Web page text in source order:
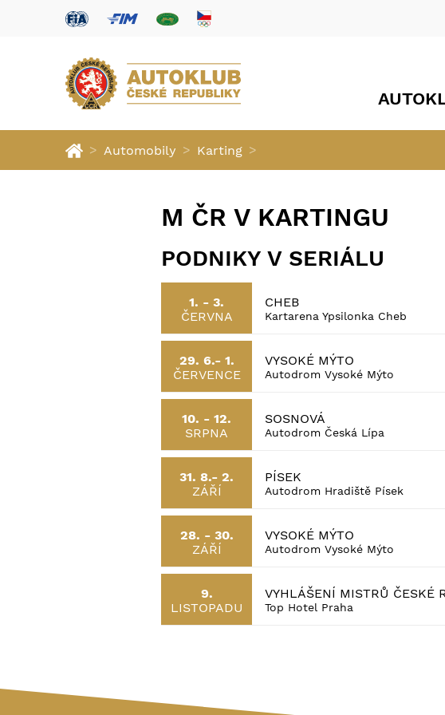
> Automobily > Karting >
M ČR V KARTINGU
PODNIKY V SERIÁLU
1. - 3.
ČERVNA
CHEB
Kartarena Ypsilonka Cheb
29. 6.- 1.
ČERVENCE
VYSOKÉ MÝTO
Autodrom Vysoké Mýto
10. - 12.
SRPNA
SOSNOVÁ
Autodrom Česká Lípa
31. 8.- 2.
ZÁŘÍ
PÍSEK
Autodrom Hradiště Písek
28. - 30.
ZÁŘÍ
VYSOKÉ MÝTO
Autodrom Vysoké Mýto
9.
LISTOPADU
VYHLÁŠENÍ MISTRŮ ČESKÉ
Top Hotel Praha